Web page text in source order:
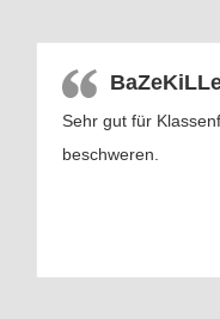
Sehr gut für
beschweren.